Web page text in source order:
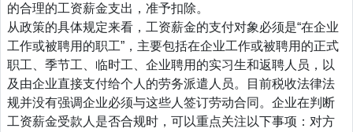
的合理的工资薪金支出，准予扣除。
从政策的具体规定来看，工资薪金的支付对象必须是“在企业
工作或被聘用的职工”，主要包括在企业工作或被聘用的正式
职工、季节工、临时工、企业聘用的实习生和返聘人员，以
及由企业直接支付给个人的劳务派遣人员。目前税收法律法
规并没有强调企业必须与这些人签订劳动合同。企业在判断
工资薪金受款人是否合规时，可以重点关注以下事项：对方